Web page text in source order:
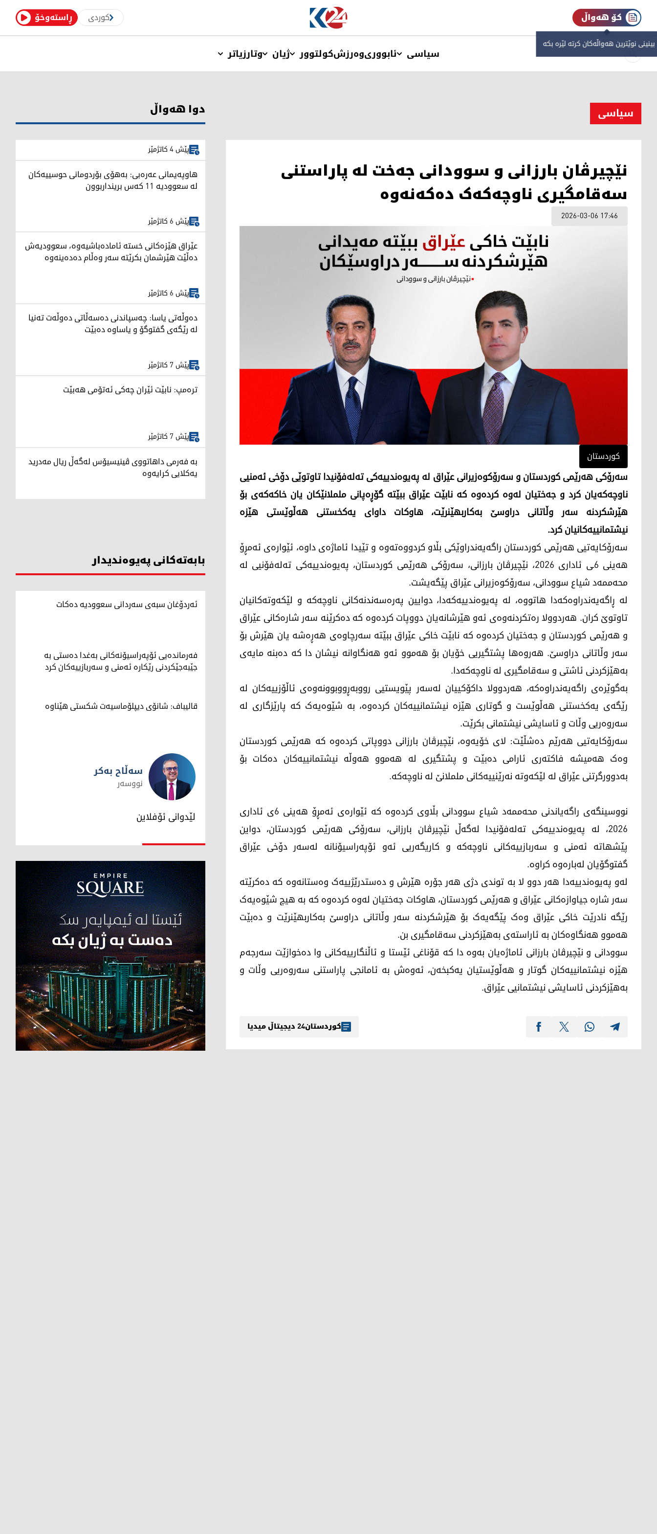
ڕاستەوخۆ کوردی کۆ هەواڵ
نوێترین هەواڵەکان کرتە لێرە بکە
سیاسی ئابووریوەرزشکولتوور ژیان وتارزیاتر
سیاسی
نێچيرڤان بارزانى و سوودانی جەخت لە پاراستنی
سەقامگیری ناوچەکەک دەکەنەوە
2026-03-06 17:46
کوردستان
سەرۆکی هەرێمی کوردستان و سەرۆکوەزیرانی عێراق لە پەیوەندییەکی تەلەفۆنیدا تاوتوێی دۆخی ئەمنیی
ناوچەکەیان کرد و جەختیان لەوە کردەوە کە نابێت عێراق ببێتە گۆڕەپانی ململانێکان یان خاکەکەی بۆ
هێرشکردنە سەر وڵاتانی دراوسێ بەکاربهێنرێت، هاوکات داوای یەکخستنی هەڵوێستی هێزە
نیشتمانییەکانیان کرد.
سەرۆکایەتیی هەرێمی کوردستان راگەیەندراوێکی بڵاو کردووەتەوە و تێیدا ئاماژەی داوە، ئێوارەی ئەمڕۆ
هەینی 6ـی ئاداری 2026، نێچیرڤان بارزانی، سەرۆکی هەرێمی کوردستان، پەیوەندییەکی تەلەفۆنیی لە
محەممەد شیاع سوودانی، سەرۆکوەزیرانی عێراق پێگەیشت.
لە ڕاگەیەندراوەکەدا هاتووە، لە پەیوەندییەکەدا، دوایین پەرەسەندنەکانی ناوچەکە و لێکەوتەکانیان
تاوتوێ کران. هەردوولا رەتکردنەوەی ئەو هێرشانەیان دووپات کردەوە کە دەکرێنە سەر شارەکانی عێراق
و هەرێمی کوردستان و جەختیان کردەوە کە نابێت خاکی عێراق ببێتە سەرچاوەی هەڕەشە یان هێرش بۆ
سەر وڵاتانی دراوسێ. هەروەها پشتگیریی خۆیان بۆ هەموو ئەو هەنگاوانە نیشان دا کە دەبنە مایەی
بەهێزکردنی ئاشتی و سەقامگیری لە ناوچەکەدا.
بەگوێرەی راگەیەندراوەکە، هەردوولا داکۆکییان لەسەر پێویستیی رووبەڕووبوونەوەی ئاڵۆزییەکان لە
رێگەی یەکخستنی هەڵوێست و گوتاری هێزە نیشتمانییەکان کردەوە، بە شێوەیەک کە پارێزگاری لە
سەروەریی وڵات و ئاسایشی نیشتمانی بکرێت.
سەرۆکایەتیی هەرێم دەشڵێت: لای خۆیەوە، نێچیرڤان بارزانی دووپاتی کردەوە کە هەرێمی کوردستان
وەک هەمیشە فاکتەری ئارامی دەبێت و پشتگیری لە هەموو هەوڵە نیشتمانییەکان دەکات بۆ
بەدوورگرتنی عێراق لە لێکەوتە نەرێنییەکانی ململانێ لە ناوچەکە.
نووسینگەی راگەیاندنی محەممەد شیاع سوودانی بڵاوی کردەوە کە ئێوارەی ئەمڕۆ هەینی 6ی ئاداری
2026، لە پەیوەندییەکی تەلەفۆنیدا لەگەڵ نێچیرڤان بارزانی، سەرۆکی هەرێمی کوردستان، دواین
پێشهاتە ئەمنی و سەربازییەکانی ناوچەکە و کاریگەریی ئەو ئۆپەراسیۆنانە لەسەر دۆخی عێراق
گفتوگۆیان لەبارەوە کراوە.
لەو پەیوەندییەدا هەر دوو لا بە توندی دژی هەر جۆرە هێرش و دەستدرێژییەک وەستانەوە کە دەکرێتە
سەر شارە جیاوازەکانی عێراق و هەرێمی کوردستان، هاوکات جەختیان لەوە کردەوە کە بە هیچ شێوەیەک
رێگە نادرێت خاکی عێراق وەک پێگەیەک بۆ هێرشکردنە سەر وڵاتانی دراوسێ بەکاربهێنرێت و دەبێت
هەموو هەنگاوەکان بە ئاراستەی بەهێزکردنی سەقامگیری بن.
سوودانی و نێچیرڤان بارزانی ئاماژەیان بەوە دا کە قۆناغی ئێستا و ئاڵنگارییەکانی وا دەخوازێت سەرجەم
هێزە نیشتمانییەکان گوتار و هەڵوێستیان یەکبخەن، ئەوەش بە ئامانجی پاراستنی سەروەریی وڵات و
بەهێزکردنی ئاسایشی نیشتمانیی عێراق.
کوردستان24 دیجیتاڵ میدیا
دوا هەواڵ
پێش 4 کاتژمێر
هاوپەیمانی عەرەبی: بەهۆی بۆردومانی حوسییەکان
لە سعوودیە 11 کەس برینداربوون
پێش 6 کاتژمێر
عێراق هێزەکانی خستە ئامادەباشیەوە، سعوودیەش
دەڵێت هێرشمان بکرێتە سەر وەڵام دەدەینەوە
پێش 6 کاتژمێر
دەوڵەتی یاسا: چەسپاندنی دەسەڵاتی دەوڵەت تەنیا
لە رێگەی گفتوگۆ و یاساوە دەبێت
پێش 7 کاتژمێر
ترەمپ: نابێت ئێران چەکی ئەتۆمی هەبێت
پێش 7 کاتژمێر
بە فەرمی داهاتووی ڤینیسیۆس لەگەڵ ریال مەدرید
یەکلایی کرایەوە
بابەتەکانی پەیوەندیدار
ئەردۆغان سبەی سەردانی سعوودیە دەکات
فەرماندەیی ئۆپەراسیۆنەکانی بەغدا دەستی بە
جێبەجێکردنی رێکارە ئەمنی و سەربازییەکان کرد
قالیباف: شانۆی دیپلۆماسیەت شکستی هێناوە
سەڵاح بەکر
سەڵاح بەکر
نووسەر
لێدوانی ئۆفلاین